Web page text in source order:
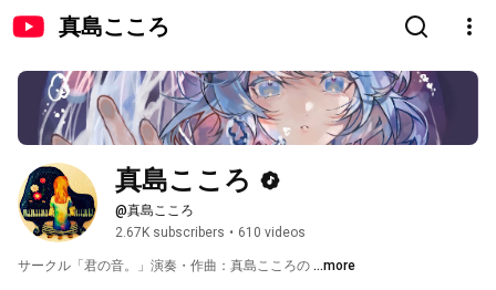
真島こころ
真島こころ
@真島こころ
2.67K subscribers • 610 videos
サークル「君の音。」演奏・作曲：真島こころの ...more